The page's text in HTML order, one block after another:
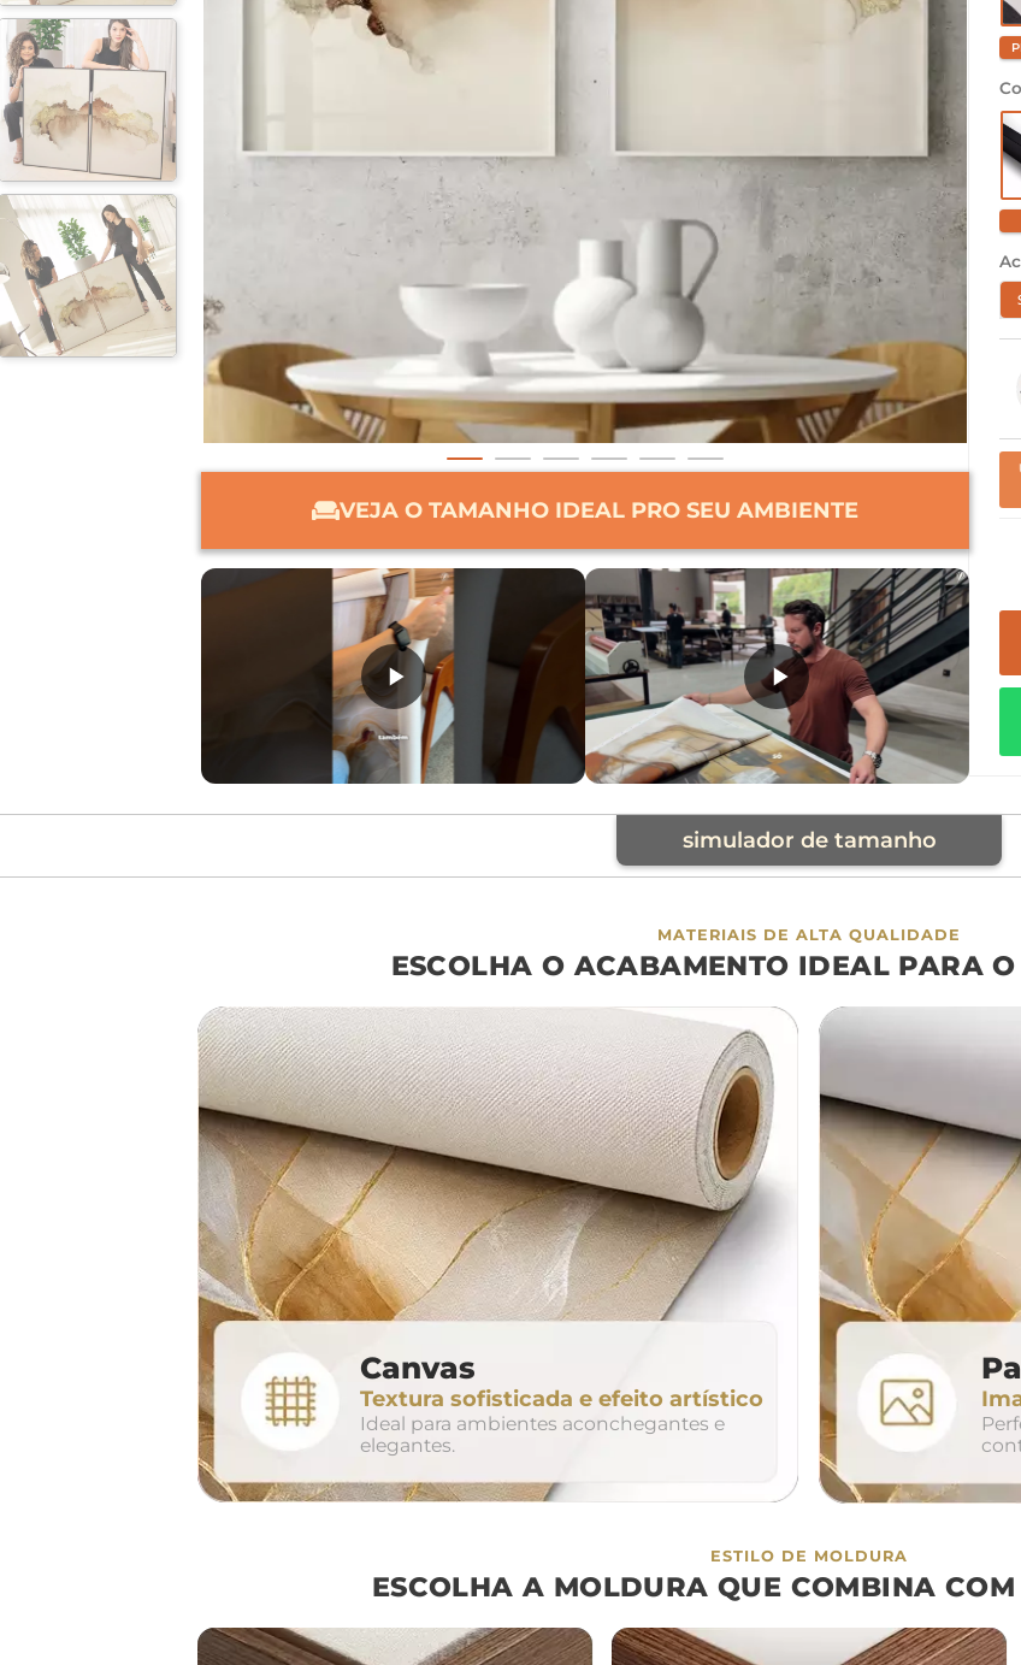
VEJA O TAMANHO IDEAL PRO SEU AMBIENTE
simulador de tamanho
largura aproximada
160cm 200cm 240cm
280cm 320cm
conjunto
avulso duo trio
MATERIAIS DE ALTA QUALIDADE
ESCOLHA O ACABAMENTO IDEAL PARA
Canvas
Textura sofisticada e efeito artístico
Ideal para ambientes aconchegantes e
elegantes.
ESTILO DE MOLDURA
ESCOLHA A MOLDURA QUE COMBINA